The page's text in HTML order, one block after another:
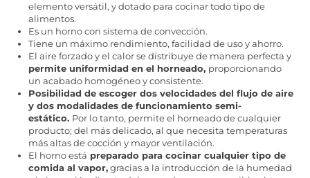
elemento versátil, y dotado para cocinar todo tipo de
alimentos.
Es un horno con sistema de convección.
Tiene un máximo rendimiento, facilidad de uso y ahorro.
El aire forzado y el calor se distribuye de manera perfecta y
permite uniformidad en el horneado, proporcionando
un acabado homogéneo y consistente.
Posibilidad de escoger dos velocidades del flujo de aire
y dos modalidades de funcionamiento semi-
estático. Por lo tanto, permite el horneado de cualquier
producto; del más delicado, al que necesita temperaturas
más altas de cocción y mayor ventilación.
El horno está preparado para cocinar cualquier tipo de
comida al vapor,gracias a la introducción de la humedad